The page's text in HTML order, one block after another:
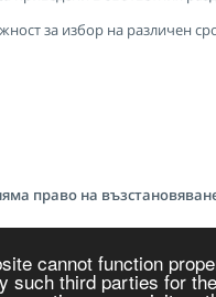
cannot function
such third parties for
за избор на различен
право на